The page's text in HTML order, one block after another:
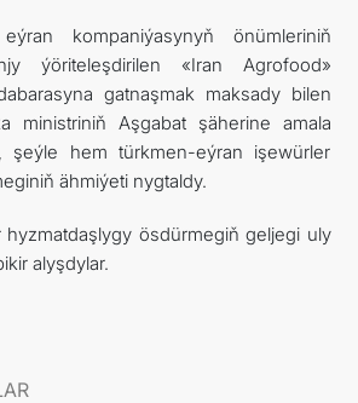
kompaniýasynyň önümleriniň
ýöriteleşdirilen «Iran Agrofood»
gatnaşmak maksady bilen
ministriniň Aşgabat şäherine amala
şeýle hem türkmen-eýran işewürler
ähmiýeti nygtaldy.
hyzmatdaşlygy ösdürmegiň geljegi uly
alyşdylar.